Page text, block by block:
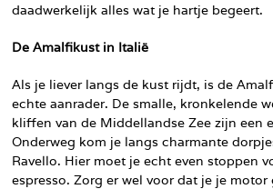
daadwerkelijk alles wat je hartje begeert.
De Amalfikust in Italië
Als je liever langs de kust rijdt, is de
echte aanrader. De smalle, kronkelende
kliffen van de Middellandse Zee zijn een
Onderweg kom je langs charmante
Ravello. Hier moet je echt even stoppen
espresso. Zorg er wel voor dat je je